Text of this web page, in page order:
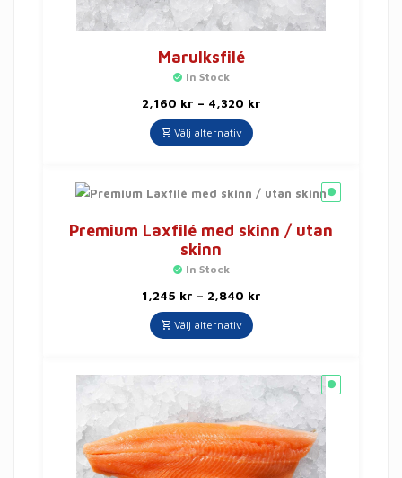
Marulksfilé
In Stock
2,160 kr – 4,320 kr
Välj alternativ
Premium Laxfilé med skinn / utan
skinn
In Stock
1,245 kr – 2,840 kr
Välj alternativ